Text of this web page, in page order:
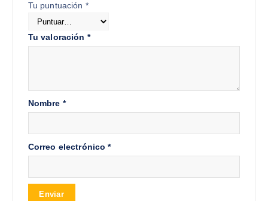
Tu puntuación *
Tu valoración *
Nombre *
Correo electrónico*